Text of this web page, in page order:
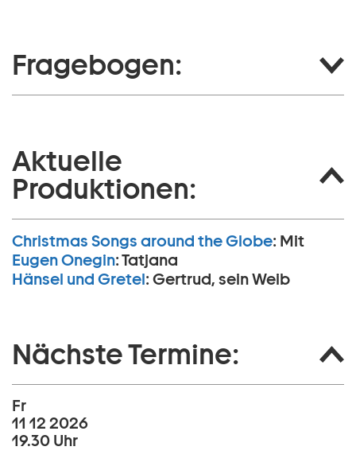
Fragebogen:
Aktuelle
Produktionen:
Christmas Songs around the Globe: Mit
Eugen Onegin:Tatjana
Hänsel und Gretel: Gertrud, sein Weib
Nächste Termine:
Fr
11 12 2026
19.30 Uhr